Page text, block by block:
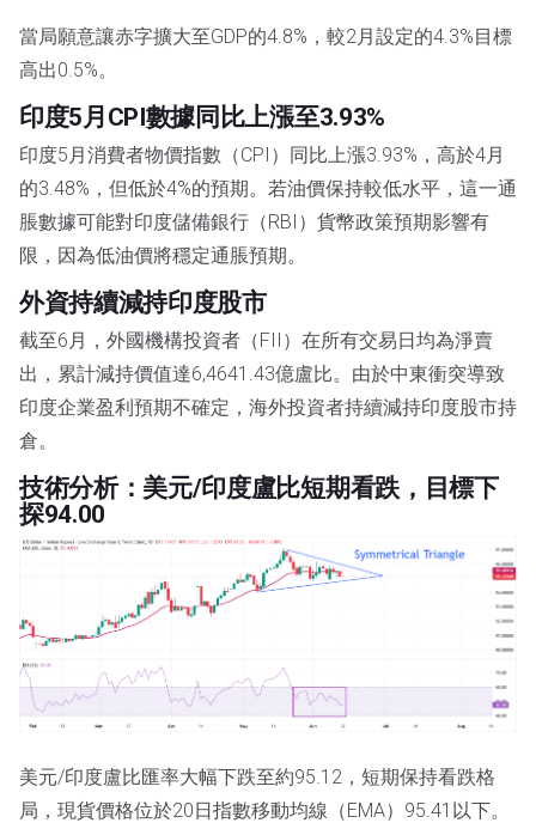
當局願意讓赤字擴大至GDP的4.8%，較2月設定的4.3%目標
高出0.5%。
印度5月CPI數據同比上漲至3.93%
印度5月消費者物價指數（CPI）同比上漲3.93%，高於4月
的3.48%，但低於4%的預期。若油價保持較低水平，這一通
脹數據可能對印度儲備銀行（RBI）貨幣政策預期影響有
限，因為低油價將穩定通脹預期。
外資持續減持印度股市
截至6月，外國機構投資者（FII）在所有交易日均為淨賣
出，累計減持價值達6,4641.43億盧比。由於中東衝突導致
印度企業盈利預期不確定，海外投資者持續減持印度股市持
倉。
技術分析：美元/印度盧比短期看跌，目標下
探94.00
美元/印度盧比匯率大幅下跌至約95.12，短期保持看跌格
局，現貨價格位於20日指數移動均線（EMA）95.41以下。